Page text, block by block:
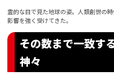
霊的な目で見た地球の姿。人類創世の
影響を強く受けてきた。
その数まで一致す
神々